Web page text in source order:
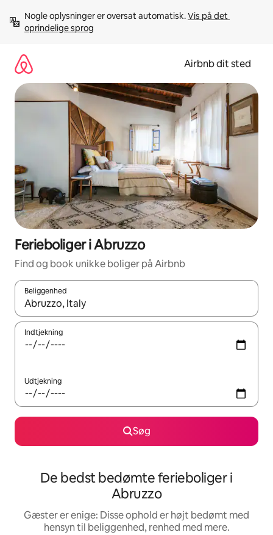
videre
Nogle oplysninger er oversat automatisk. Vis på det
oprindelige sprog
Airbnb dit sted
Ferieboliger i Abruzzo
Find og book unikke boliger på Airbnb
Beliggenhed
Når resultaterne er tilgængelige, skal du navigere med
Indtjekning
Udtjekning
Søg
De bedst bedømte ferieboliger i
Abruzzo
Gæster er enige: Disse ophold er højt bedømt med
hensyn til beliggenhed, renhed med mere.